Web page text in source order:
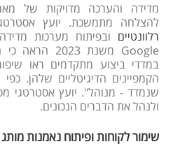
מדידה והערכה מדויקות של
להצלחה מתמשכת. יועץ
רלוונטיים ובפיתוח מערכות
הקמפיינים הדיגיטליים שלהן.
ולנהל את הדברים הנכונים.
שימור לקוחות ופיתוח נאמנות מותג